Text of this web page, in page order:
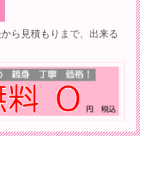
ら見積もりまで、出来る